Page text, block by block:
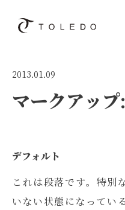
2013.01.09
マークアッ
デフォルト
これは段落です。特別
いない状態になってい